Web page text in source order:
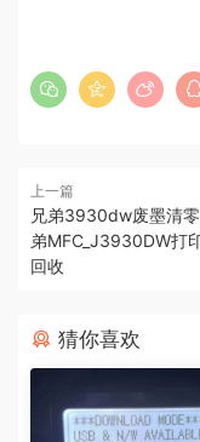
上一篇
兄弟3930dw废墨清
弟MFC_J3930DW打
回收
猜你喜欢